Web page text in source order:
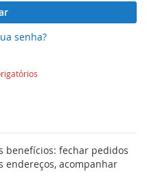
senha?
benefícios: fechar pedidos
endereços, acompanhar